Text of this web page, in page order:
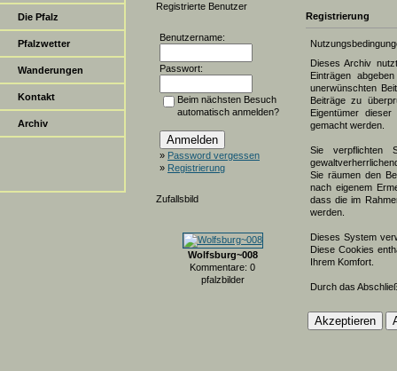
Die Pfalz
Pfalzwetter
Wanderungen
Kontakt
Archiv
Registrierte Benutzer
Benutzername:
Passwort:
Beim nächsten Besuch
automatisch anmelden?
» Password vergessen
» Registrierung
Zufallsbild
Wolfsburg~008
Kommentare: 0
pfalzbilder
Registrierung
Dieses Archiv
Einträgen
unerwünschten
Beiträge zu
Eigentümer
gemacht werden.
Sie verpflichten
Sie räumen den
nach eigenem
dass die im
werden.
Dieses System
Diese Cookies
Ihrem Komfort.
Durch das